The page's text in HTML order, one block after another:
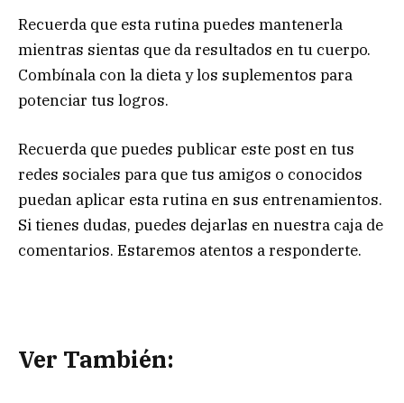
Recuerda que esta rutina puedes mantenerla
mientras sientas que da resultados en tu cuerpo.
Combínala con la dieta y los suplementos para
potenciar tus logros.
Recuerda que puedes publicar este post en tus
redes sociales para que tus amigos o conocidos
puedan aplicar esta rutina en sus entrenamientos.
Si tienes dudas, puedes dejarlas en nuestra caja de
comentarios. Estaremos atentos a responderte.
Ver También: